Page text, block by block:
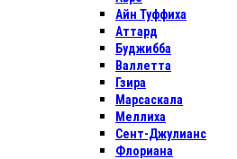
Айн Туффиха
Аттард
Буджибба
Валлетта
Гзира
Марсаскала
Меллиха
Сент-Джулианс
Флориана